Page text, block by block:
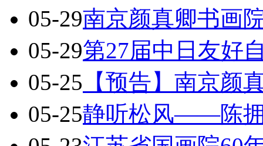
05-29南京颜真卿书画
05-29第27届中日友好
05-25 【预告】南京颜
05-25静听松风——陈